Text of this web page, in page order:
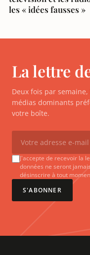
les « idées fausses »
La lettre
Deux fois par
médias dominants
votre boîte.
J'accepte de recevoir la
données ne seront
désinscrire à tout
S'ABONNER